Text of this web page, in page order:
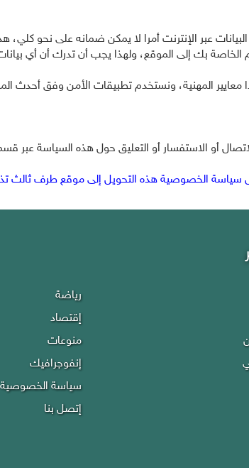
عبر الإنترنت أمرا لا يمكن ضمانه على نحو
الخاصة بك إلى الموقع، ولهذا يجب أن تدرك أن أي
معايير المهنية، ونستخدم تطبيقات الأمن وفق أحدث
أو الاستفسار أو التعليق حول هذه السياسة عبر
سياسة الخصوصية هذه التحويل إلى موقع طرف ثالث
رياضة
إقتصاد
منوعات
إنفوجرافيك
سياسة الخصوصية
إتصل بنا